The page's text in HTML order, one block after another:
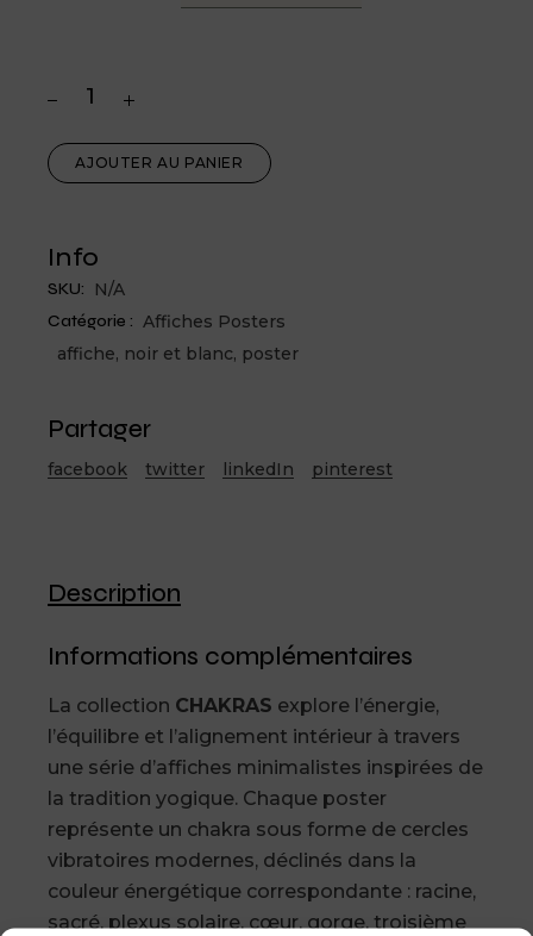
AJOUTER AU PANIER
Info
SKU: N/A
Catégorie : Affiches Posters
affiche, noir et blanc, poster
Partager
facebook twitter linkedIn pinterest
Description
Informations complémentaires
La collection CHAKRAS explore l’énergie,
l’équilibre et l’alignement intérieur à travers
une série d’affiches minimalistes inspirées de
la tradition yogique. Chaque poster
représente un chakra sous forme de cercles
vibratoires modernes, déclinés dans la
couleur énergétique correspondante : racine,
sacré, plexus solaire, cœur, gorge, troisième